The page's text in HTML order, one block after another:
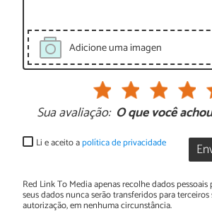
Adicione uma imagen
Sua avaliação: O que você
Li e aceito apolítica de privacidade
Red Link To Media apenas recolhe dados
seus dados nunca serão transferidos para terceiros
autorização, em nenhuma circunstância.